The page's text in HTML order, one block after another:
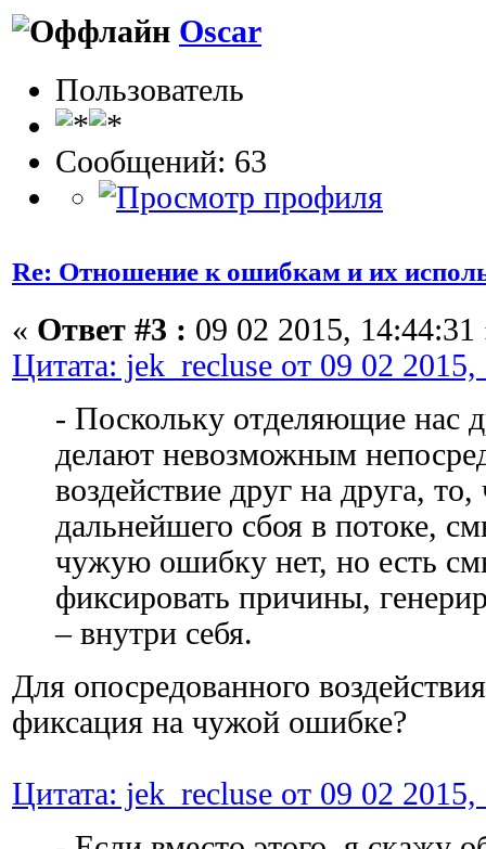
Oscar
Пользователь
Сообщений: 63
Re: Отношение к ошибкам и их
« Ответ #3 : 09 02 2015, 14:44:31
Цитата: jek_recluse от 09 02
- Поскольку отделяющие нас
делают невозможным
воздействие друг на друга,
дальнейшего сбоя в потоке,
чужую ошибку нет, но есть
фиксировать причины,
– внутри себя.
Для опосредованного
фиксация на чужой ошибке?
Цитата: jek_recluse от 09 02